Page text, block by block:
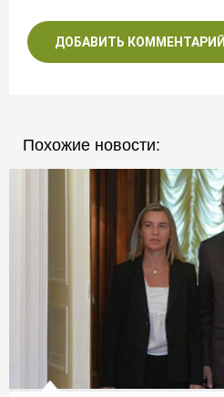
ДОБАВИТЬ КОММЕНТАРИЙ
Похожие новости: